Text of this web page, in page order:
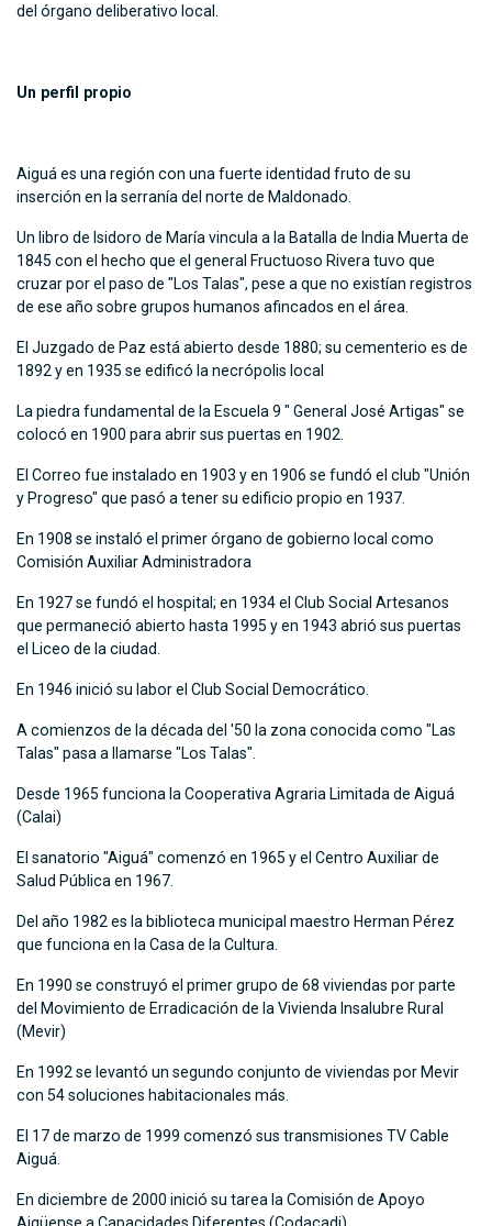
del órgano deliberativo local.
Un perfil propio
Aiguá es una región con una fuerte identidad fruto de su
inserción en la serranía del norte de Maldonado.
Un libro de Isidoro de María vincula a la Batalla de India Muerta de
1845 con el hecho que el general Fructuoso Rivera tuvo que
cruzar por el paso de "Los Talas", pese a que no existían registros
de ese año sobre grupos humanos afincados en el área.
El Juzgado de Paz está abierto desde 1880; su cementerio es de
1892 y en 1935 se edificó la necrópolis local
La piedra fundamental de la Escuela 9 " General José Artigas" se
colocó en 1900 para abrir sus puertas en 1902.
El Correo fue instalado en 1903 y en 1906 se fundó el club "Unión
y Progreso" que pasó a tener su edificio propio en 1937.
En 1908 se instaló el primer órgano de gobierno local como
Comisión Auxiliar Administradora
En 1927 se fundó el hospital; en 1934 el Club Social Artesanos
que permaneció abierto hasta 1995 y en 1943 abrió sus puertas
el Liceo de la ciudad.
En 1946 inició su labor el Club Social Democrático.
A comienzos de la década del '50 la zona conocida como "Las
Talas" pasa a llamarse "Los Talas".
Desde 1965 funciona la Cooperativa Agraria Limitada de Aiguá
(Calai)
El sanatorio "Aiguá" comenzó en 1965 y el Centro Auxiliar de
Salud Pública en 1967.
Del año 1982 es la biblioteca municipal maestro Herman Pérez
que funciona en la Casa de la Cultura.
En 1990 se construyó el primer grupo de 68 viviendas por parte
del Movimiento de Erradicación de la Vivienda Insalubre Rural
(Mevir)
En 1992 se levantó un segundo conjunto de viviendas por Mevir
con 54 soluciones habitacionales más.
El 17 de marzo de 1999 comenzó sus transmisiones TV Cable
Aiguá.
En diciembre de 2000 inició su tarea la Comisión de Apoyo
Aigüense a Capacidades Diferentes (Codacadi).